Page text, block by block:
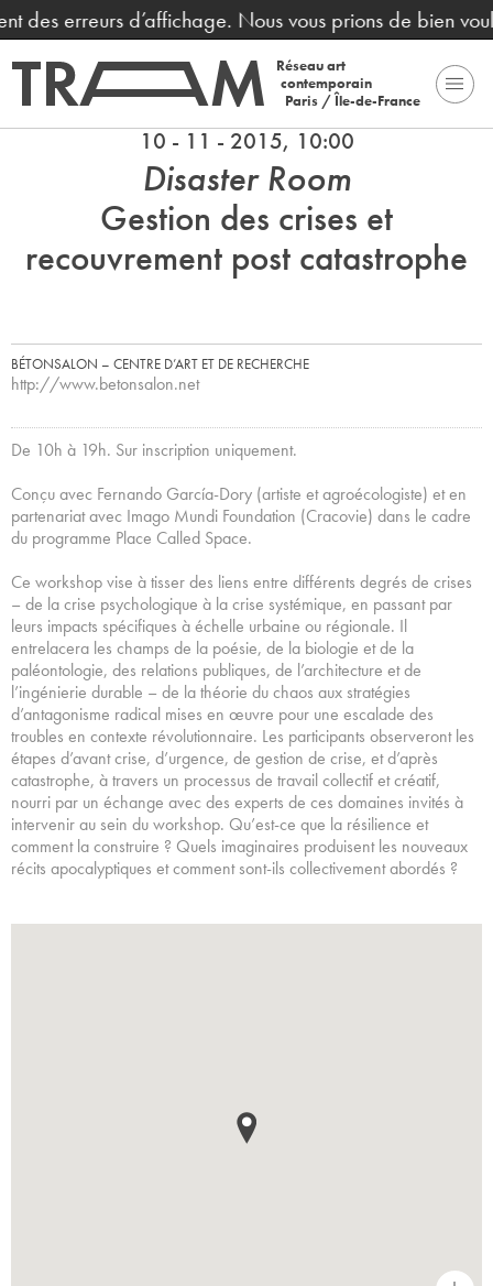
des erreurs d’affichage. Nous vous prions de bien
Réseau art
contemporain
Paris / Île-de-France
10 - 11 - 2015, 10:00
Disaster Room
Gestion des crises et
recouvrement post catastrophe
BÉTONSALON – CENTRE D’ART ET DE RECHERCHE
http://www.betonsalon.net
De 10h à 19h. Sur inscription uniquement.
Conçu avec Fernando García-Dory (artiste et agroécologiste) et en
partenariat avec Imago Mundi Foundation (Cracovie) dans le cadre
du programme Place Called Space.
Ce workshop vise à tisser des liens entre différents degrés de crises
– de la crise psychologique à la crise systémique, en passant par
leurs impacts spécifiques à échelle urbaine ou régionale. Il
entrelacera les champs de la poésie, de la biologie et de la
paléontologie, des relations publiques, de l’architecture et de
l’ingénierie durable – de la théorie du chaos aux stratégies
d’antagonisme radical mises en œuvre pour une escalade des
troubles en contexte révolutionnaire. Les participants observeront les
étapes d’avant crise, d’urgence, de gestion de crise, et d’après
catastrophe, à travers un processus de travail collectif et créatif,
nourri par un échange avec des experts de ces domaines invités à
intervenir au sein du workshop. Qu’est-ce que la résilience et
comment la construire ? Quels imaginaires produisent les nouveaux
récits apocalyptiques et comment sont-ils collectivement abordés ?